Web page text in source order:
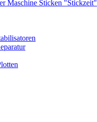
Maschine Sticken "Stickzeit"